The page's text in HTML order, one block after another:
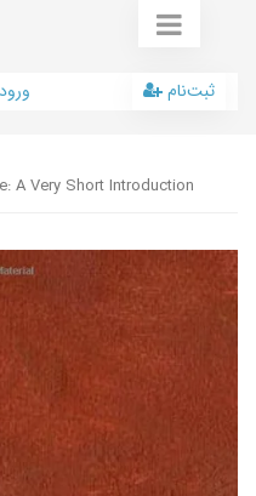
ورود ثبت‌نام
A Very Short Introduction